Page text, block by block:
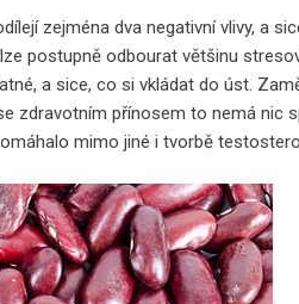
zejména dva negativní vlivy, a
postupně odbourat většinu
a sice, co si vkládat do úst.
zdravotním přínosem to nemá nic
mimo jiné i tvorbě